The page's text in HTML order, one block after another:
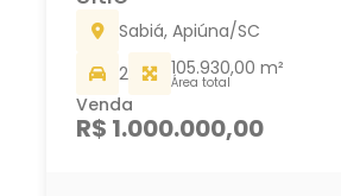
Sabiá, Apiúna/SC
2
105.930,00 m²
Área total
Venda
R$ 1.000.000,00